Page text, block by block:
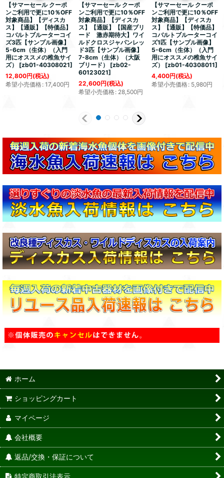
【サマーセール クーポ
ンご利用で更に10％OFF
対象商品】【ディスカ
ス】【通販】【特価品】
コバルトブルーターコイ
ズ3匹【サンプル画像】
5-6cm（生体）（入門
用にオススメの稚魚サイ
ズ）
[zb01-40308021]
12,800円(税込)
希望小売価格: 17,400円
【サマーセール クーポ
ンご利用で更に10％OFF
対象商品】【ディスカ
ス】【通販】【国産ブリ
ード 激赤期待大】ワイ
ルドクロスジャパンレッ
ド3匹【サンプル画像】
7-8cm（生体）（大阪
ブリード）
[zb02-
60123021]
22,600円(税込)
希望小売価格: 28,500円
【サマーセール クーポ
ンご利用で更に10％OFF
対象商品】【ディスカ
ス】【通販】【特価品】
コバルトブルーターコイ
ズ1匹【サンプル画像】
5-6cm（生体）（入門
用にオススメの稚魚サイ
ズ）
[zb01-40308011]
4,400円(税込)
希望小売価格: 5,980円
ホーム
ショッピングカート
マイページ
会社概要
返品/交換・保証について